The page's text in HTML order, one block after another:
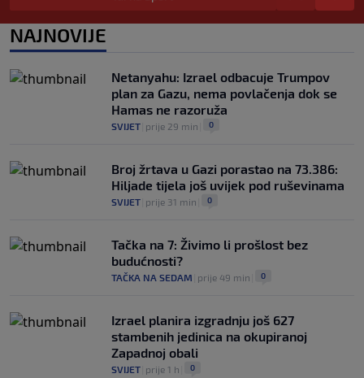
NAJNOVIJE
Netanyahu: Izrael odbacuje Trumpov
plan za Gazu, nema povlačenja dok se
Hamas ne razoruža
SVIJET prije 29 min 0
Broj žrtava u Gazi porastao na 73.386:
Hiljade tijela još uvijek pod ruševinama
SVIJET prije 31 min 0
Tačka na 7: Živimo li prošlost bez
budućnosti?
TAČKA NA SEDAM prije 49 min 0
Izrael planira izgradnju još 627
stambenih jedinica na okupiranoj
Zapadnoj obali
SVIJET prije 1 h 0